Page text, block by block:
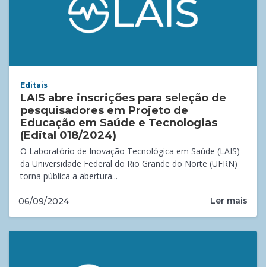
Editais
LAIS abre inscrições para seleção de
pesquisadores em Projeto de
Educação em Saúde e Tecnologias
(Edital 018/2024)
O Laboratório de Inovação Tecnológica em Saúde (LAIS)
da Universidade Federal do Rio Grande do Norte (UFRN)
torna pública a abertura...
06/09/2024 Ler mais